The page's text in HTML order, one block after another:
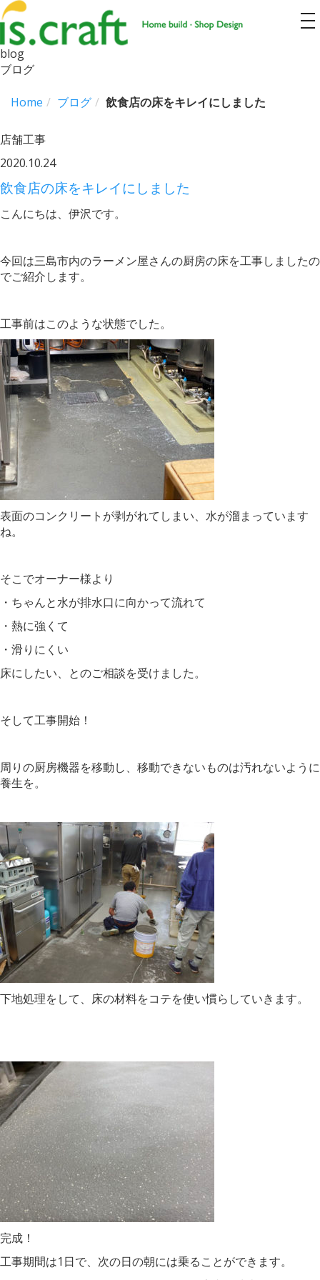
blog
ブログ
Home ブログ 飲食店の床をキレイにしました
店舗工事
2020.10.24
飲食店の床をキレイにしました
こんにちは、伊沢です。
今回は三島市内のラーメン屋さんの厨房の床を工事しましたの
でご紹介します。
工事前はこのような状態でした。
表面のコンクリートが剥がれてしまい、水が溜まっています
ね。
そこでオーナー様より
・ちゃんと水が排水口に向かって流れて
・熱に強くて
・滑りにくい
床にしたい、とのご相談を受けました。
そして工事開始！
周りの厨房機器を移動し、移動できないものは汚れないように
養生を。
下地処理をして、床の材料をコテを使い慣らしていきます。
完成！
工事期間は1日で、次の日の朝には乗ることができます。